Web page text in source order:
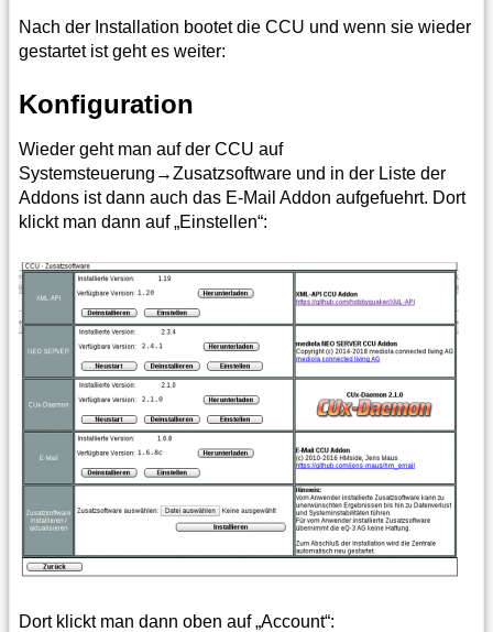
Nach der Installation bootet die CCU und wenn sie wieder
gestartet ist geht es weiter:
Konfiguration
Wieder geht man auf der CCU auf
Systemsteuerung→Zusatzsoftware und in der Liste der
Addons ist dann auch das E-Mail Addon aufgefuehrt. Dort
klickt man dann auf „Einstellen“:
Dort klickt man dann oben auf „Account“: